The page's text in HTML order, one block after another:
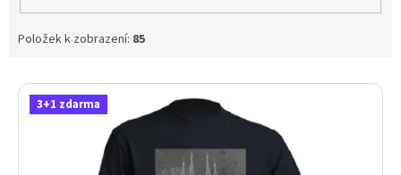
Položek k zobrazení: 85
3+1 zdarma